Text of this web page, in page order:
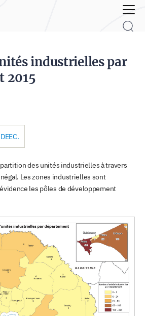
industrielles par
2015
DEEC.
des unités industrielles à travers
Les zones industrielles sont
les pôles de développement